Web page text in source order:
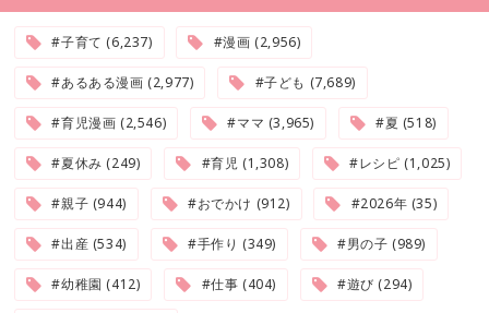
#子育て (6,237) #漫画 (2,956)
#あるある漫画 (2,977) #子ども (7,689)
#育児漫画 (2,546) #ママ (3,965) #夏 (518)
#夏休み (249) #育児 (1,308) #レシピ (1,025)
#親子 (944) #おでかけ (912) #2026年 (35)
#出産 (534) #手作り (349) #男の子 (989)
#幼稚園 (412) #仕事 (404) #遊び (294)